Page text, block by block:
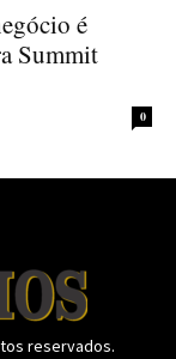
é
Summit
0
reservados.